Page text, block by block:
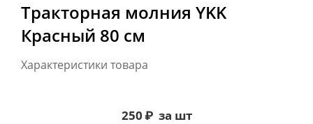
Тракторная молния YKK
Красный 80 см
Характеристики товара
250₽ за шт